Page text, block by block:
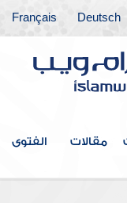
Deutsch
Français
مقالات الفتوى